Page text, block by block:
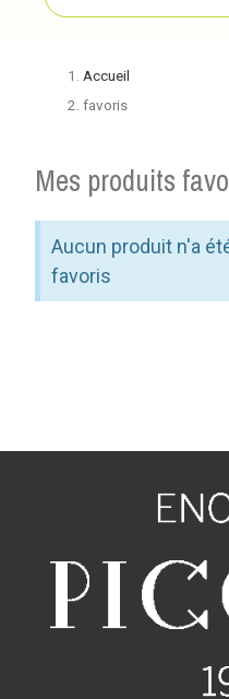
Accueil
favoris
Mes produits
Aucun produit n'a
favoris